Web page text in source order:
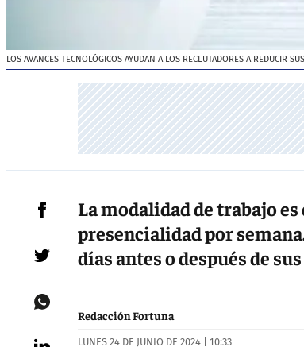
LOS AVANCES TECNOLÓGICOS AYUDAN A LOS RECLUTADORES A REDUCIR
La modalidad de trabajo
presencialidad por
días antes o después de
Redacción Fortuna
LUNES 24 DE JUNIO DE 2024 | 10:33